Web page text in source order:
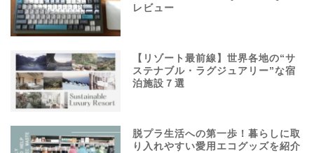
レビュー
【リゾート最前線】世界各地の“サ
ステナブル・ラグジュアリー”な宿
泊施設７選
脱プラ生活への第一歩！暮らしに取
り入れやすい愛用エコグッズを紹介